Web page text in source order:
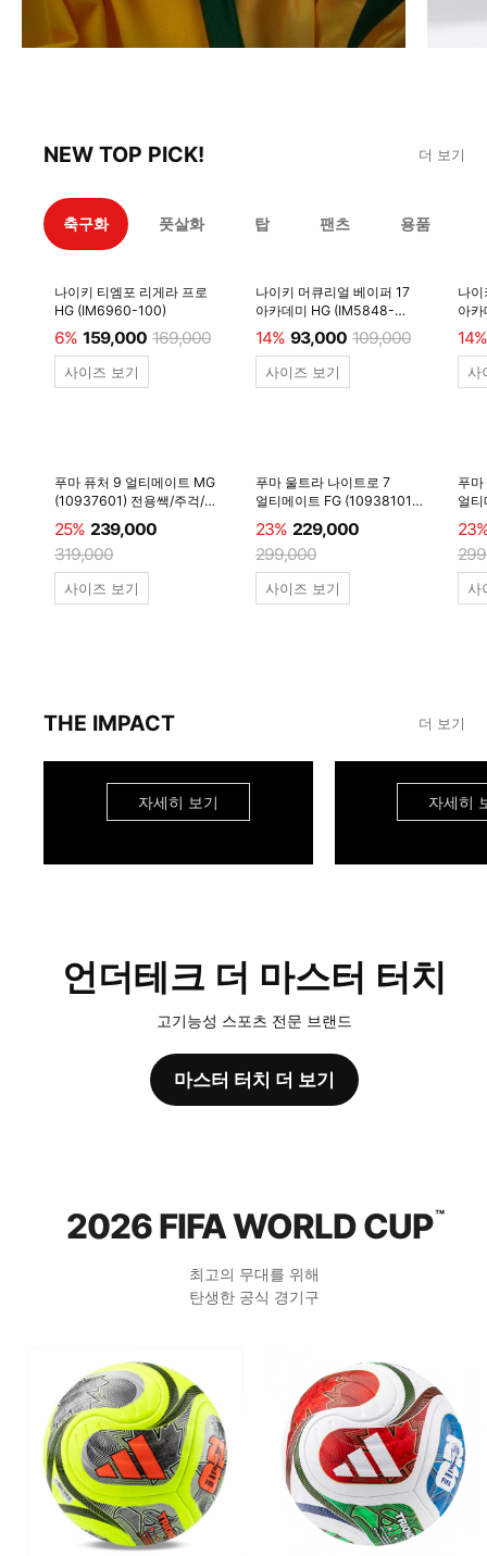
NEW TOP PICK! 더 보기
축구화 풋살화 탑 팬츠 용품
나이키 티엠포 리게라 프로
HG (IM6960-100)
6% 159,000 169,000
사이즈 보기
나이키 머큐리얼 베이퍼 17
아카데미 HG (IM5848-
600)
14% 93,000 109,000
사이즈 보기
나
아
14%
사
푸마 퓨처 9 얼티메이트 MG
(10937601) 전용쌕/주걱/
양말 #
25% 239,000
319,000
사이즈 보기
푸마 울트라 나이트로 7
얼티메이트 FG (10938101)
전용쌕/주걱/양말 #
23% 229,000
299,000
사이즈 보기
푸
얼
전
사
THE IMPACT 더 보기
자세히 보기 자세히
언더테크 더 마스터 터치
고기능성 스포츠 전문 브랜드
마스터 터치 더 보기
2026 FIFA WORLD CUP™
최고의 무대를 위해
탄생한 공식 경기구